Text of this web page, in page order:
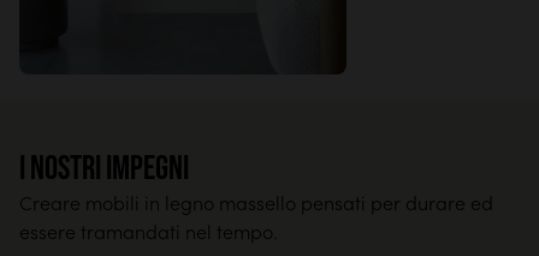
I nostri impegni
Creare mobili in legno massello pensati per durare ed
essere tramandati nel tempo.